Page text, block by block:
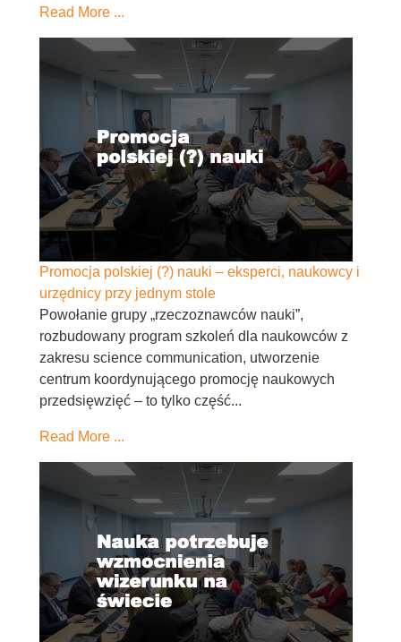
Read More ...
Promocja polskiej (?) nauki – eksperci, naukowcy i
urzędnicy przy jednym stole
Powołanie grupy „rzeczoznawców nauki”,
rozbudowany program szkoleń dla naukowców z
zakresu science communication, utworzenie
centrum koordynującego promocję naukowych
przedsięwzięć – to tylko część...
Read More ...